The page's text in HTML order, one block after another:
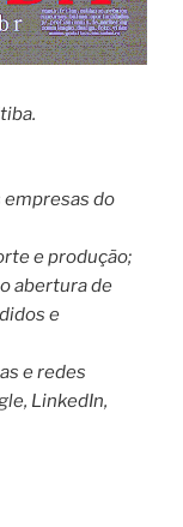
empresas do
e produção;
abertura de
e
e redes
LinkedIn,